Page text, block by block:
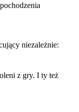
niezależnie:
z gry. I ty też